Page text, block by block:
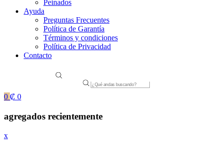
Peinados
Ayuda
Preguntas Frecuentes
Política de Garantía
Términos y condiciones
Política de Privacidad
Contacto
Products
search
0 ₡ 0
agregados recientemente
x